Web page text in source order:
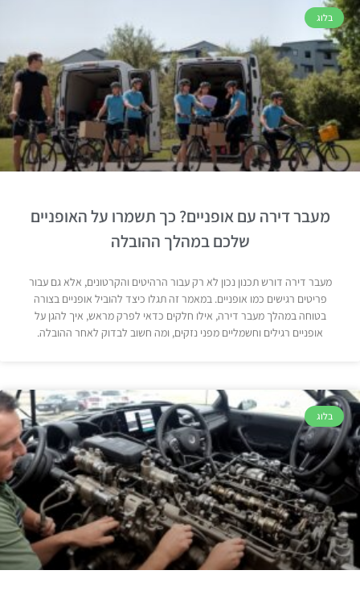
בלוג
מעבר דירה עם אופניים? כך תשמרו על האופניים
שלכם במהלך ההובלה
מעבר דירה דורש תכנון נכון לא רק עבור הרהיטים והקרטונים, אלא גם עבור
פריטים רגישים כמו אופניים. במאמר זה תגלו כיצד להוביל אופניים בצורה
בטוחה במהלך מעבר דירה, אילו חלקים כדאי לפרק מראש, איך להגן על
אופניים רגילים וחשמליים מפני נזקים, ומה חשוב לבדוק לאחר ההובלה.
בלוג